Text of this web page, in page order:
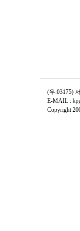
(우:03175)
E-MAIL :
Copyright